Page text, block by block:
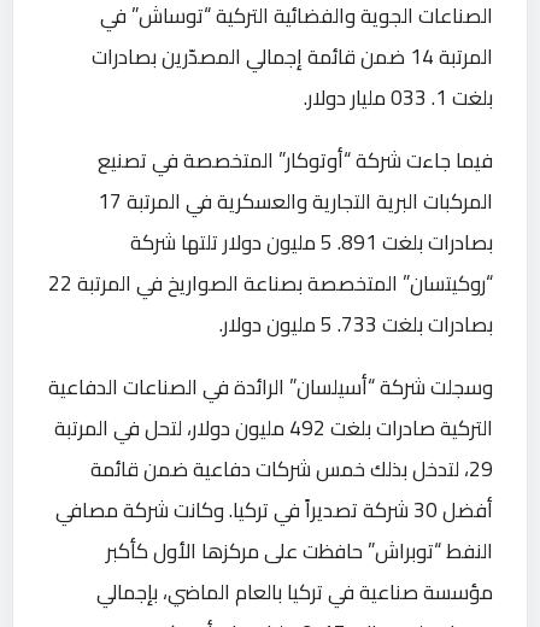
الصناعات الجوية والفضائية التركية “توساش” في
المرتبة 14 ضمن قائمة إجمالي المصدّرين بصادرات
بلغت 1. 033 مليار دولار.
فيما جاءت شركة “أوتوكار” المتخصصة في تصنيع
المركبات البرية التجارية والعسكرية في المرتبة 17
بصادرات بلغت 891. 5 مليون دولار تلتها شركة
“روكيتسان” المتخصصة بصناعة الصواريخ في المرتبة 22
بصادرات بلغت 733. 5 مليون دولار.
وسجلت شركة “أسيلسان” الرائدة في الصناعات الدفاعية
التركية صادرات بلغت 492 مليون دولار، لتحل في المرتبة
29، لتدخل بذلك خمس شركات دفاعية ضمن قائمة
أفضل 30 شركة تصديراً في تركيا. وكانت شركة مصافي
النفط “توبراش” حافظت على مركزها الأول كأكبر
مؤسسة صناعية في تركيا بالعام الماضي، بإجمالي